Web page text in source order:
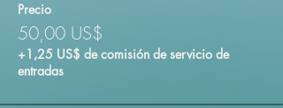
Precio
50,00 US$
+1,25 US$ de comisión de servicio de
entradas